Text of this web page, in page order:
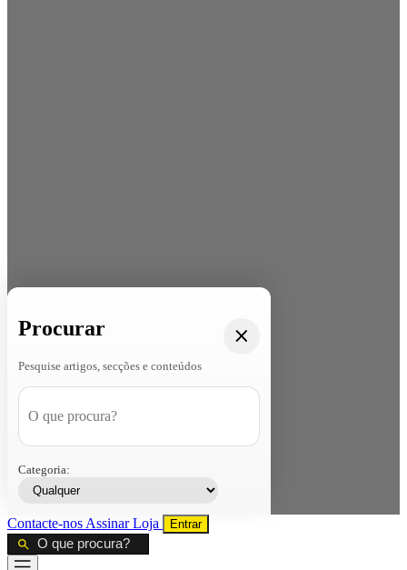
Procurar
Pesquise artigos, secções e conteúdos
Categoria:
Contacte-nos AssinarLoja Entrar